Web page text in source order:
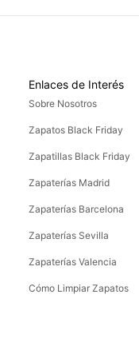
Enlaces de Interés
Sobre Nosotros
Zapatos Black Friday
Zapatillas Black Friday
Zapaterías Madrid
Zapaterías Barcelona
Zapaterías Sevilla
Zapaterías Valencia
Cómo Limpiar Zapatos